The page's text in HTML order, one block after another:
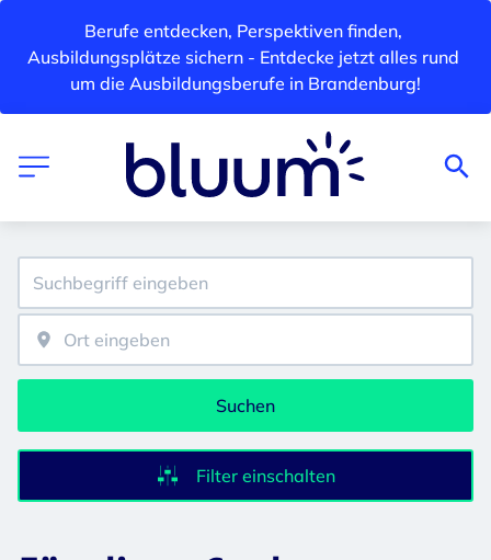
Berufe entdecken, Perspektiven finden,
Ausbildungsplätze sichern - Entdecke jetzt alles rund
um die Ausbildungsberufe in Brandenburg!
Suchen
Filter einschalten